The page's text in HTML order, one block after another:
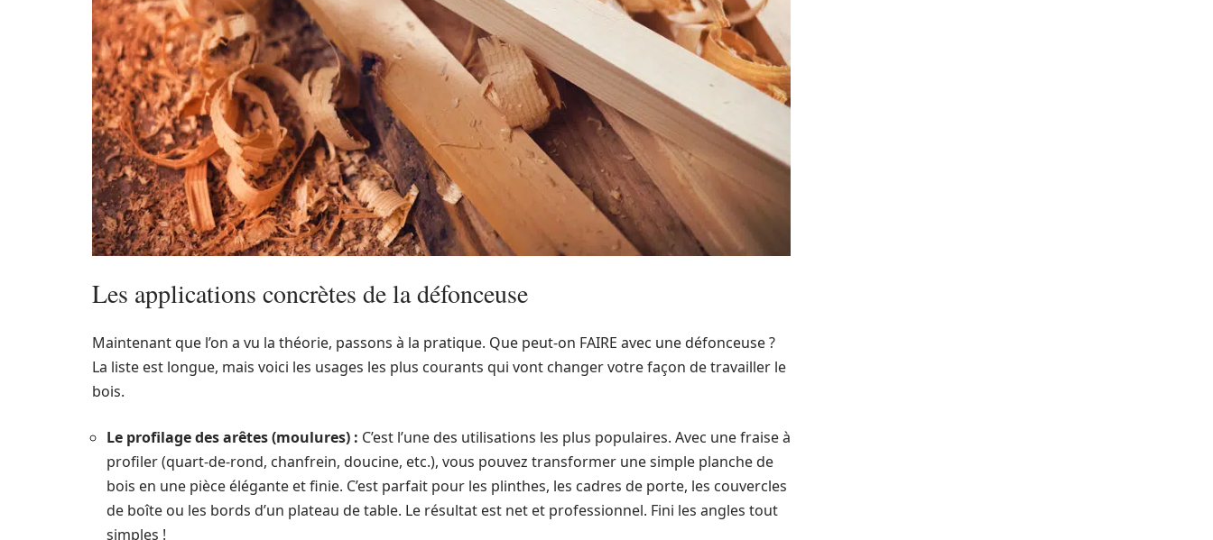
Les applications concrètes de la défonceuse
Maintenant que l’on a vu la théorie, passons à la pratique. Que peut-on FAIRE avec une défonceuse ?
La liste est longue, mais voici les usages les plus courants qui vont changer votre façon de travailler le
bois.
Le profilage des arêtes (moulures) : C’est l’une des utilisations les plus populaires. Avec une fraise à
profiler (quart-de-rond, chanfrein, doucine, etc.), vous pouvez transformer une simple planche de
bois en une pièce élégante et finie. C’est parfait pour les plinthes, les cadres de porte, les couvercles
de boîte ou les bords d’un plateau de table. Le résultat est net et professionnel. Fini les angles tout
simples !